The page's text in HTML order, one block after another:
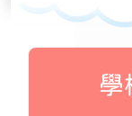
學